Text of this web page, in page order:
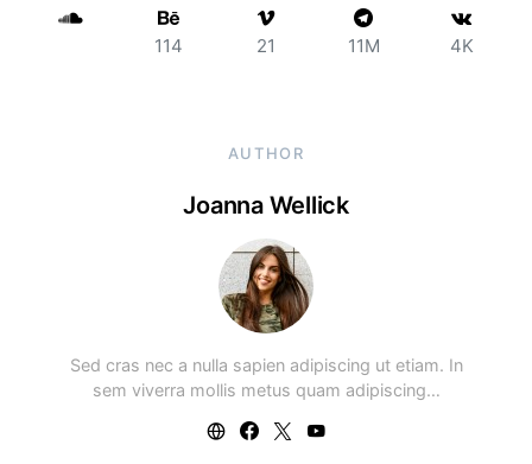
114 21 11M 4K
AUTHOR
Joanna Wellick
Sed cras nec a nulla sapien adipiscing ut etiam. In
sem viverra mollis metus quam adipiscing…